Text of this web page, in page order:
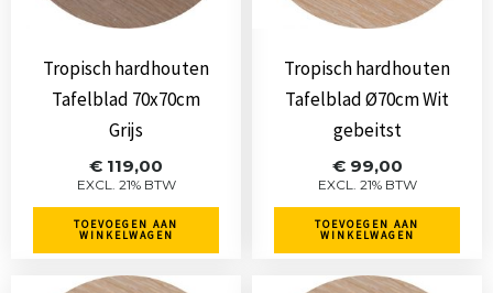
Tropisch hardhouten
Tafelblad 70x70cm
Grijs
€ 119,00
EXCL. 21% BTW
TOEVOEGEN AAN
WINKELWAGEN
Tropisch hardhouten
Tafelblad Ø70cm Wit
gebeitst
€99,00
EXCL. 21% BTW
TOEVOEGEN AAN
WINKELWAGEN